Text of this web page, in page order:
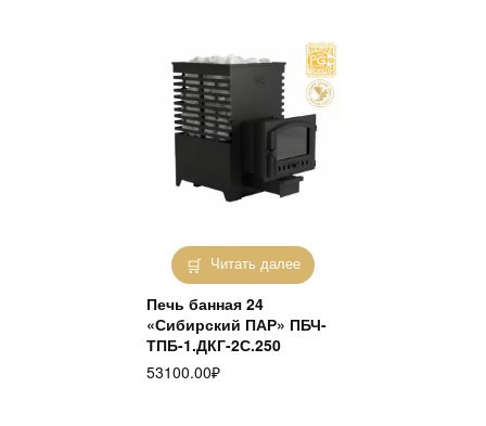
Читать далее
Печь банная 24
«Сибирский ПАР» ПБЧ-
ТПБ-1.ДКГ-2С.250
53100.00₽